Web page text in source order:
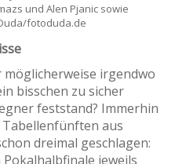
und Alen Pjanic sowie
fotoduda.de
irgendwo
bisschen zu sicher
feststand? Immerhin
Tabellenfünften aus
dreimal geschlagen:
jeweils